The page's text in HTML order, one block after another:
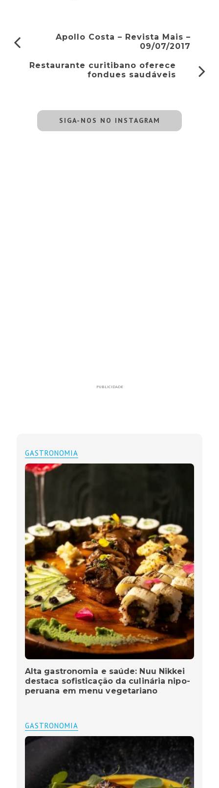
Apollo Costa – Revista Mais –
09/07/2017
Restaurante curitibano oferece
fondues saudáveis
SIGA-NOS NO INSTAGRAM
PUBLICIDADE
GASTRONOMIA
Alta gastronomia e saúde: Nuu Nikkei
destaca sofisticação da culinária nipo-
peruana em menu vegetariano
GASTRONOMIA